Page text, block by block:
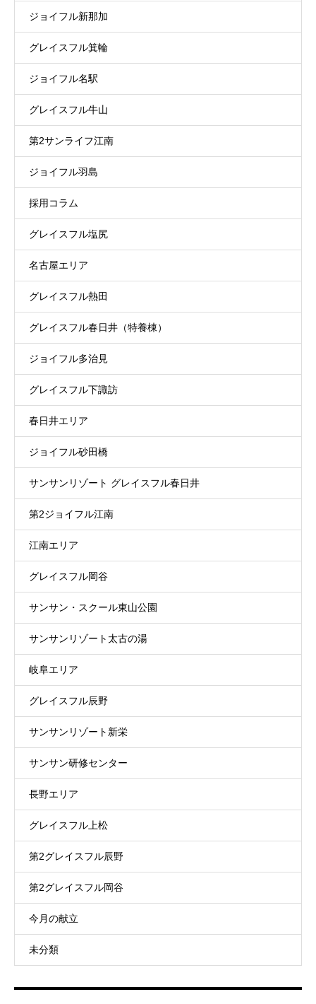
ジョイフル新那加
グレイスフル箕輪
ジョイフル名駅
グレイスフル牛山
第2サンライフ江南
ジョイフル羽島
採用コラム
グレイスフル塩尻
名古屋エリア
グレイスフル熱田
グレイスフル春日井（特養棟）
ジョイフル多治見
グレイスフル下諏訪
春日井エリア
ジョイフル砂田橋
サンサンリゾート グレイスフル春日井
第2ジョイフル江南
江南エリア
グレイスフル岡谷
サンサン・スクール東山公園
サンサンリゾート太古の湯
岐阜エリア
グレイスフル辰野
サンサンリゾート新栄
サンサン研修センター
長野エリア
グレイスフル上松
第2グレイスフル辰野
第2グレイスフル岡谷
今月の献立
未分類